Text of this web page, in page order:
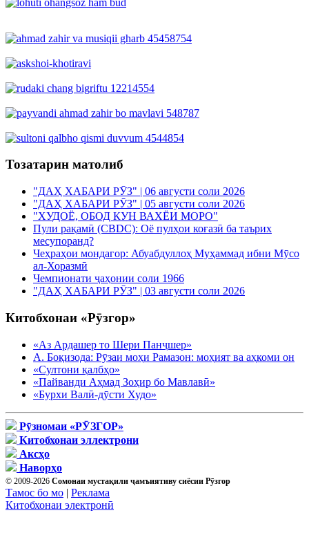
Тозатарин матолиб
"ДАҲ ХАБАРИ РӮЗ" | 06 августи соли 2026
"ДАҲ ХАБАРИ РӮЗ" | 05 августи соли 2026
"ХУДОЁ, ОБОД КУН ВАХЁИ МОРО"
Пули рақамӣ (CBDC): Оё пулҳои коғазӣ ба таърих
месупоранд?
Чеҳраҳои мондагор: Абуабдуллоҳ Муҳаммад ибни Мӯсо
ал-Хоразмӣ
Чемпионати ҷаҳонии соли 1966
"ДАҲ ХАБАРИ РӮЗ" | 03 августи соли 2026
Китобхонаи «Рӯзгор»
«Аз Ардашер то Шери Панҷшер»
А. Боқизода: Рӯзаи моҳи Рамазон: моҳият ва аҳкоми он
«Султони қалбҳо»
«Пайванди Аҳмад Зоҳир бо Мавлавӣ»
«Бурхи Валӣ-дӯсти Худо»
Рӯзномаи «РӮЗГОР»
Китобхонаи эллектрони
Аксҳо
Наворҳо
© 2009-2026 Сомонаи мустақили ҷамъиятиву сиёсии Рӯзгор
Тамос бо мо | Реклама
Китобхонаи электронӣ